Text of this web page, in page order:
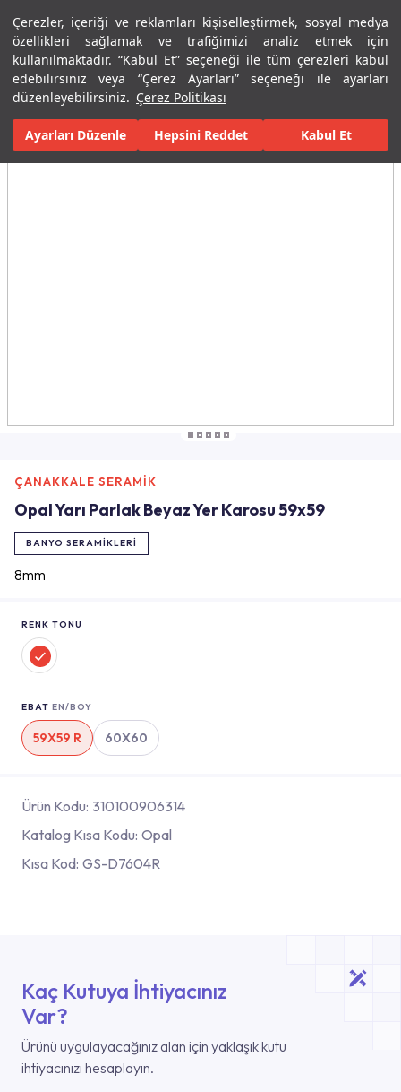
Çerezler, içeriği ve reklamları kişiselleştirmek, sosyal medya
özellikleri sağlamak ve trafiğimizi analiz etmek için
kullanılmaktadır. “Kabul Et” seçeneği ile tüm çerezleri kabul
edebilirsiniz veya “Çerez Ayarları” seçeneği ile ayarları
düzenleyebilirsiniz. Çerez Politikası
Ayarları Düzenle Hepsini Reddet Kabul Et
Menü Menü
Ana Sayfa Karolar Konut İçi Alanlar Banyo Seramikleri
Tüm Görseller(11)
ÇANAKKALE SERAMİK
Opal Yarı Parlak Beyaz Yer Karosu 59x59
BANYO SERAMIKLERI
8mm
RENK TONU
EBAT EN/BOY
59X59 R 60X60
Ürün Kodu: 310100906314
Katalog Kısa Kodu: Opal
Kısa Kod: GS-D7604R
Kaç Kutuya İhtiyacınız
Var?
Ürünü uygulayacağınız alan için yaklaşık kutu
ihtiyacınızı hesaplayın.